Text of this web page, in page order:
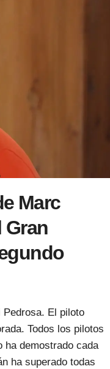
Marc
Gran
Pedrosa. El piloto
Todos los pilotos
ha demostrado cada
ha superado todas